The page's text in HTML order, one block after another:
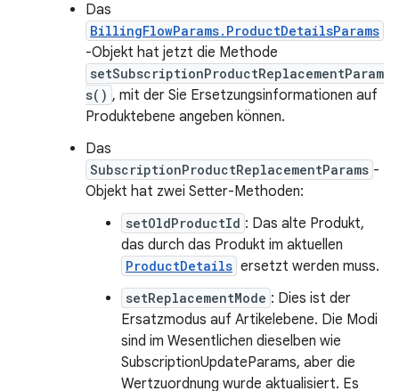
Das
BillingFlowParams.ProductDetailsParams
-Objekt hat jetzt die Methode
setSubscriptionProductReplacementParam
s() , mit der Sie Ersetzungsinformationen auf
Produktebene angeben können.
Das
SubscriptionProductReplacementParams -
Objekt hat zwei Setter-Methoden:
setOldProductId : Das alte Produkt,
das durch das Produkt im aktuellen
ProductDetails ersetzt werden muss.
setReplacementMode : Dies ist der
Ersatzmodus auf Artikelebene. Die Modi
sind im Wesentlichen dieselben wie
SubscriptionUpdateParams, aber die
Wertzuordnung wurde aktualisiert. Es